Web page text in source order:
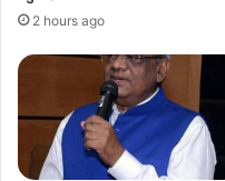
2 hours ago